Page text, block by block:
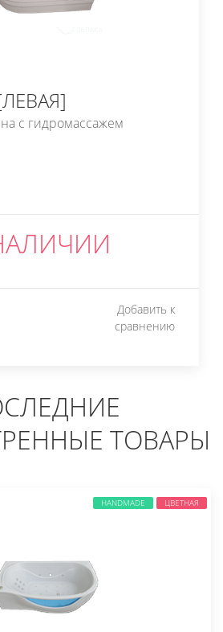
с гидромассажем
Добавить к
сравнению
ТОВАРЫ
HANDMADE ЦВЕТНАЯ